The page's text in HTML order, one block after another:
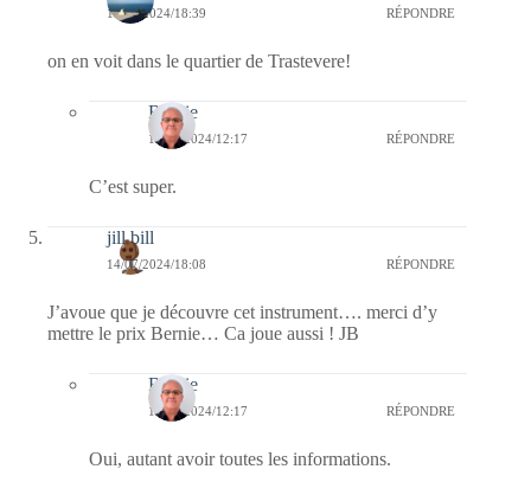
14/07/2024/18:39 RÉPONDRE
on en voit dans le quartier de Trastevere!
Bernie
18/07/2024/12:17 RÉPONDRE
C’est super.
jill bill
14/07/2024/18:08 RÉPONDRE
J’avoue que je découvre cet instrument…. merci d’y
mettre le prix Bernie… Ca joue aussi ! JB
Bernie
18/07/2024/12:17 RÉPONDRE
Oui, autant avoir toutes les informations.